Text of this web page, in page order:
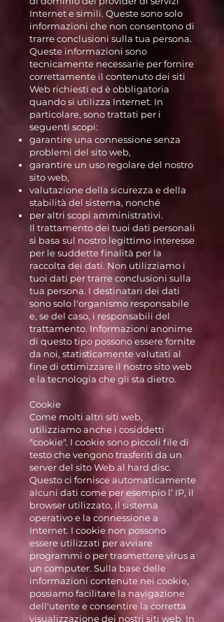
Internet e simili. Queste sono solo
informazioni che non consentono di
trarre conclusioni sulla tua persona.
Queste informazioni sono
tecnicamente necessarie per fornire
correttamente il contenuto dei siti
Web richiesti ed è obbligatoria
quando si utilizza Internet. In
particolare, sono trattati per i
seguenti scopi:
garantire una connessione senza
problemi del sito web,
garantire un uso regolare del nostro
sito web,
valutazione della sicurezza e della
stabilità del sistema, nonché
per altri scopi amministrativi.
Il trattamento dei tuoi dati personali
si basa sul nostro legittimo interesse
per le suddette finalità per la
raccolta dei dati. Non utilizziamo i
tuoi dati per trarre conclusioni sulla
tua persona. I destinatari dei dati
sono solo l'organismo responsabile
e, se del caso, i responsabili del
trattamento. Informazioni anonime
di questo tipo possono essere fornite
da noi, statisticamente valutati al
fine di ottimizzare il nostro sito web
e la tecnologia che gli sta dietro.
Cookie
Come molti altri siti web,
utilizziamo anche i cosiddetti
"cookie". I cookie sono piccoli file di
testo che vengono trasferiti da un
server del sito Web al hard disc.
Questo ci fornisce automaticamente
alcuni dati come per esempio l’ IP, il
browser utilizzato, il sistema
operativo e la connessione a
Internet. I cookie non possono
essere utilizzati per avviare
programmi o per trasmettere virus a
un computer. Sulla base delle
informazioni contenute nei cookie,
possiamo facilitare la navigazione
dell'utente e consentire la corretta
visualizzazione dei nostri siti web. In